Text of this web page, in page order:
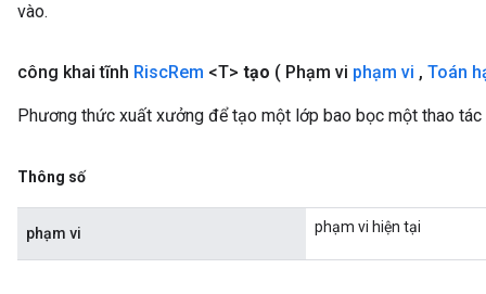
vào.
công khai tĩnh RiscRem <T> tạo ( Phạm vi phạm vi , Toán
Phương thức xuất xưởng để tạo một lớp bao bọc một thao tác
Thông số
phạm vi phạm vi hiện tại